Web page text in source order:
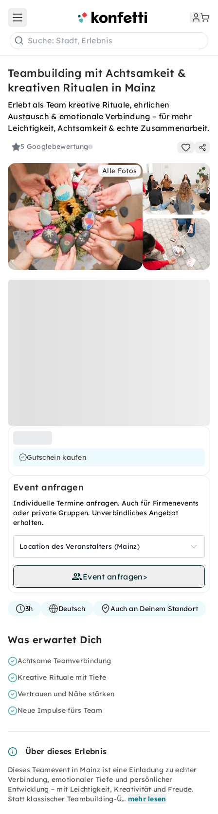
Open main menu
Suche: Stadt, Erlebnis
Teambuilding mit Achtsamkeit &
kreativen Ritualen in Mainz
Erlebt als Team kreative Rituale, ehrlichen
Austausch & emotionale Verbindung – für mehr
Leichtigkeit, Achtsamkeit & echte Zusammenarbeit.
5 Googlebewertung
Alle Fotos
Gutschein kaufen
Event anfragen
Individuelle Termine anfragen. Auch für Firmenevents
oder private Gruppen. Unverbindliches Angebot
erhalten.
Location des Veranstalters (Mainz)
Event anfragen>
3h Deutsch Auch an Deinem Standort
Was erwartet Dich
Achtsame Teamverbindung
Kreative Rituale mit Tiefe
Vertrauen und Nähe stärken
Neue Impulse fürs Team
Über dieses Erlebnis
Dieses Teamevent in Mainz ist eine Einladung zu echter
Verbindung, emotionaler Tiefe und persönlicher
Entwicklung – mit Leichtigkeit, Kreativität und Freude.
Statt klassischer Teambuilding-Ü… mehr lesen